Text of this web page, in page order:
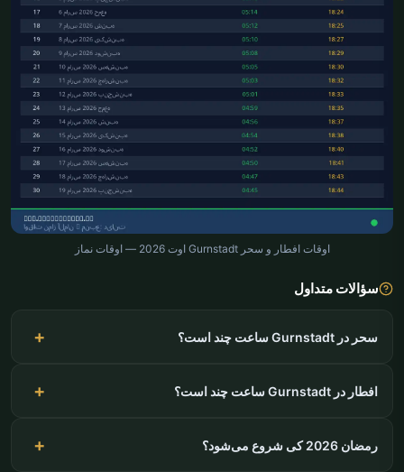
اوقات افطار و سحر Gurnstadt اوت 2026 — اوقات نماز
سؤالات متداول
سحر در Gurnstadt ساعت چند است؟
افطار در Gurnstadt ساعت چند است؟
رمضان 2026 کی شروع می‌شود؟